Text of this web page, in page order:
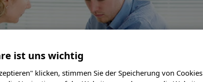
ist uns wichtig
klicken, stimmen Sie der Speicherung von Cookies